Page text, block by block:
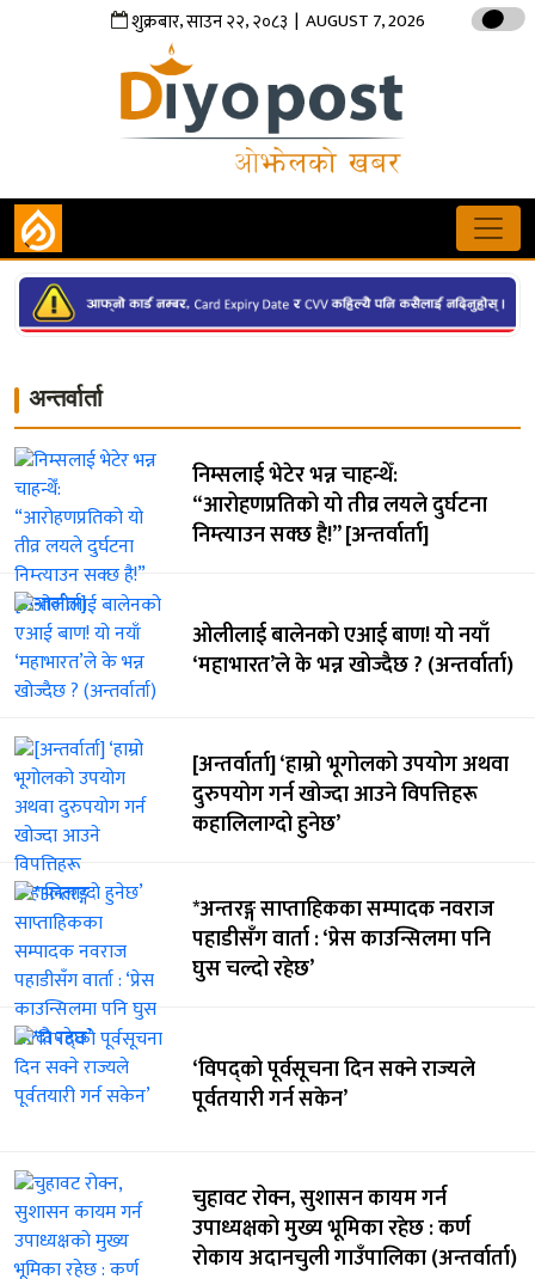
शुक्रबार,साउन२२,२०८३ | AUGUST 7, 2026
अन्तर्वार्ता
निम्सलाई भेटेर भन्न चाहन्थेँ:
“आरोहणप्रतिको यो तीव्र लयले दुर्घटना
निम्त्याउन सक्छ है!” [अन्तर्वार्ता]
ओलीलाई बालेनको एआई बाण! यो नयाँ
‘महाभारत’ले के भन्न खोज्दैछ ? (अन्तर्वार्ता)
[अन्तर्वार्ता] ‘हाम्रो भूगोलको उपयोग अथवा
दुरुपयोग गर्न खोज्दा आउने विपत्तिहरू
कहालिलाग्दो हुनेछ’
*अन्तरङ्ग साप्ताहिकका सम्पादक नवराज
पहाडीसँग वार्ता : ‘प्रेस काउन्सिलमा पनि
घुस चल्दो रहेछ’
‘विपद्को पूर्वसूचना दिन सक्ने राज्यले
पूर्वतयारी गर्न सकेन’
चुहावट रोक्न, सुशासन कायम गर्न
उपाध्यक्षको मुख्य भूमिका रहेछ : कर्ण
रोकाय अदानचुली गाउँपालिका (अन्तर्वार्ता)